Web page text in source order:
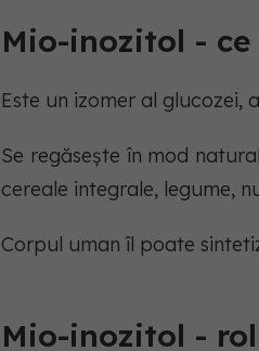
Mio-inozitol -
Este un izomer al
Se regăsește în mod
cereale integrale, legume,
Corpul uman îl poate
Mio-inozitol -